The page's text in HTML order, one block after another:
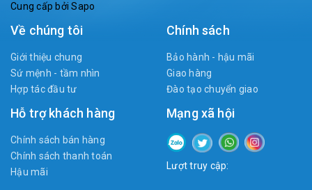
Cung cấp bởiSapo
Về chúng tôi
Giới thiệu chung
Sứ mệnh - tầm nhìn
Hợp tác đầu tư
Chính sách
Bảo hành - hậu mãi
Giao hàng
Đào tạo chuyển giao
Hỗ trợ khách hàng
Chính sách bán hàng
Chính sách thanh toán
Hậu mãi
Mạng xã hội
Lượt truy cập: